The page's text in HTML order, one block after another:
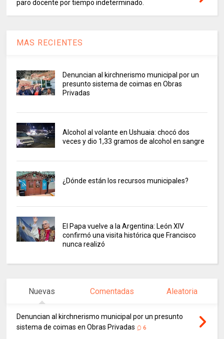
paro docente por tiempo indeterminado.
MAS RECIENTES
Denuncian al kirchnerismo municipal por un
presunto sistema de coimas en Obras
Privadas
Alcohol al volante en Ushuaia: chocó dos
veces y dio 1,33 gramos de alcohol en sangre
¿Dónde están los recursos municipales?
El Papa vuelve a la Argentina: León XIV
confirmó una visita histórica que Francisco
nunca realizó
Nuevas Comentadas Aleatoria
Denuncian al kirchnerismo municipal por un presunto
sistema de coimas en Obras Privadas
6